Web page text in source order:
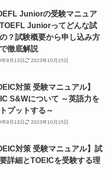
Juniorの受験マニュア
Juniorってどんな試
？試験概要から申し込み方
徹底解説
年9月13日 2023年10月15日
対策 受験マニュアル】
S&Wについて ～英語力を
プットする～
年9月13日 2023年10月15日
対策 受験マニュアル】試
詳細とTOEICを受験する理